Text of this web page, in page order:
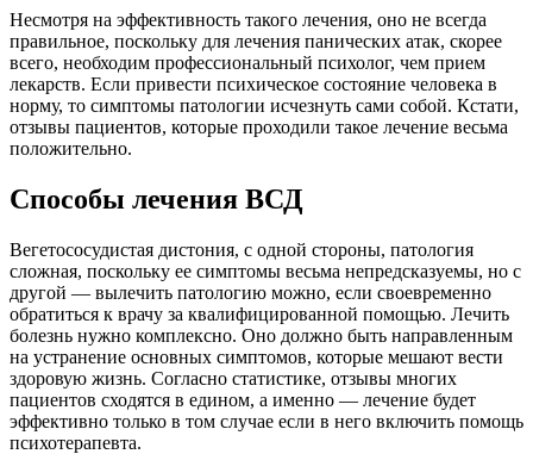
Несмотря на эффективность такого лечения, оно не всегда
правильное, поскольку для лечения панических атак, скорее
всего, необходим профессиональный психолог, чем прием
лекарств. Если привести психическое состояние человека в
норму, то симптомы патологии исчезнуть сами собой. Кстати,
отзывы пациентов, которые проходили такое лечение весьма
положительно.
Способы лечения ВСД
Вегетососудистая дистония, с одной стороны, патология
сложная, поскольку ее симптомы весьма непредсказуемы, но с
другой — вылечить патологию можно, если своевременно
обратиться к врачу за квалифицированной помощью. Лечить
болезнь нужно комплексно. Оно должно быть направленным
на устранение основных симптомов, которые мешают вести
здоровую жизнь. Согласно статистике, отзывы многих
пациентов сходятся в едином, а именно — лечение будет
эффективно только в том случае если в него включить помощь
психотерапевта.